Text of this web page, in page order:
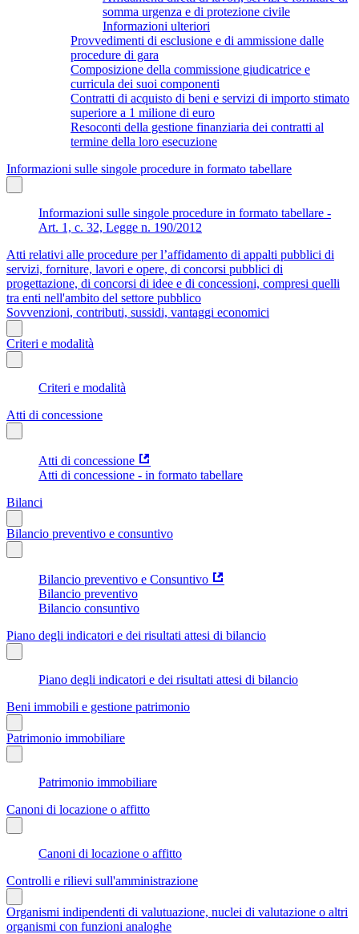
somma urgenza e di protezione civile
Informazioni ulteriori
Provvedimenti di esclusione e di ammissione dalle
procedure di gara
Composizione della commissione giudicatrice e
curricula dei suoi componenti
Contratti di acquisto di beni e servizi di importo stimato
superiore a 1 milione di euro
Resoconti della gestione finanziaria dei contratti al
termine della loro esecuzione
Informazioni sulle singole procedure in formato tabellare
Informazioni sulle singole procedure in formato tabellare -
Art. 1, c. 32, Legge n. 190/2012
Atti relativi alle procedure per l’affidamento di appalti pubblici di
servizi, forniture, lavori e opere, di concorsi pubblici di
progettazione, di concorsi di idee e di concessioni, compresi quelli
tra enti nell'ambito del settore pubblico
Sovvenzioni, contributi, sussidi, vantaggi economici
Criteri e modalità
Criteri e modalità
Atti di concessione
Atti di concessione
Atti di concessione - in formato tabellare
Bilanci
Bilancio preventivo e consuntivo
Bilancio preventivo e Consuntivo
Bilancio preventivo
Bilancio consuntivo
Piano degli indicatori e dei risultati attesi di bilancio
Piano degli indicatori e dei risultati attesi di bilancio
Beni immobili e gestione patrimonio
Patrimonio immobiliare
Patrimonio immobiliare
Canoni di locazione o affitto
Canoni di locazione o affitto
Controlli e rilievi sull'amministrazione
Organismi indipendenti di valutuazione, nuclei di valutazione o altri
organismi con funzioni analoghe